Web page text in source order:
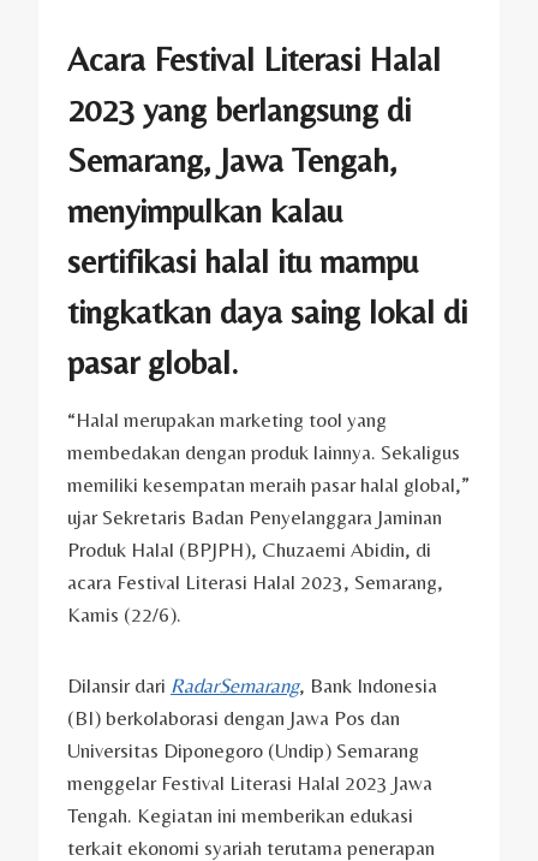
Acara Festival Literasi Halal
2023 yang berlangsung di
Semarang, Jawa Tengah,
menyimpulkan kalau
sertifikasi halal itu mampu
tingkatkan daya saing lokal di
pasar global.
“Halal merupakan marketing tool yang
membedakan dengan produk lainnya. Sekaligus
memiliki kesempatan meraih pasar halal global,”
ujar Sekretaris Badan Penyelanggara Jaminan
Produk Halal (BPJPH), Chuzaemi Abidin, di
acara Festival Literasi Halal 2023, Semarang,
Kamis (22/6).
Dilansir dari RadarSemarang, Bank Indonesia
(BI) berkolaborasi dengan Jawa Pos dan
Universitas Diponegoro (Undip) Semarang
menggelar Festival Literasi Halal 2023 Jawa
Tengah. Kegiatan ini memberikan edukasi
terkait ekonomi syariah terutama penerapan